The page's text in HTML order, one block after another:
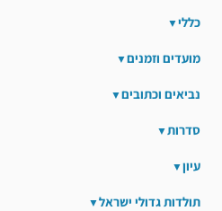
כללי
מועדים וזמנים
נביאים וכתובים
סדרות
עיון
תולדות גדולי ישראל